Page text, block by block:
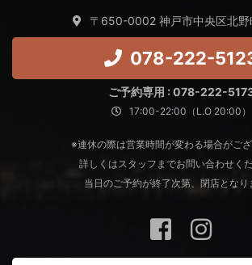
〒650-0002 神戸市中央区北
078-222-
ご予約専用 : 078-222-
17:00-22:00（L.O 20:00）
※連休の際は営業時間が変わる場合がござ
詳しくはスタッフまでお問い合わせくだ
当日のご予約が終了次第、閉店となり